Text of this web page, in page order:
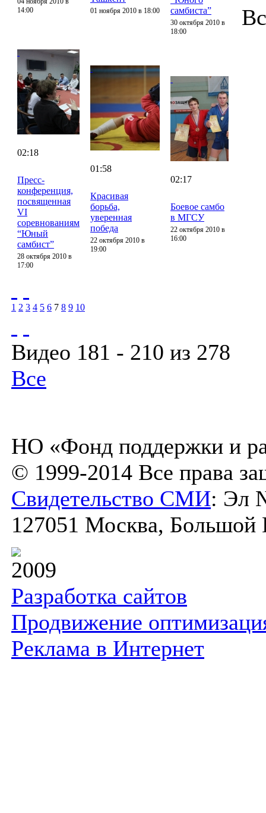
14:00
01 ноября 2010 в 18:00
самбиста”
30 октября 2010 в
18:00
02:18
Пресс-
конференция,
посвященная
VI
соревнованиям
“Юный
самбист”
28 октября 2010 в
17:00
01:58
Красивая
борьба,
уверенная
победа
22 октября 2010 в
19:00
02:17
Боевое самбо
в МГСУ
22 октября 2010 в
16:00
1 2 3 4 5 6 7 8 9 10
Видео 181 - 210 из 278
Все
НО «Фонд поддержки и
© 1999-2014 Все права
Свидетельство СМИ: Эл
127051 Москва, Большой
2009
Разработка сайтов
Продвижение
Реклама в Интернет